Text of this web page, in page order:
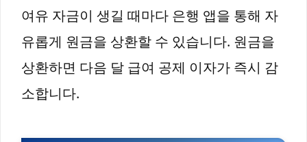
여유 자금이 생길 때마다 은행 앱을 통해 자
유롭게 원금을 상환할 수 있습니다. 원금을
상환하면 다음 달 급여 공제 이자가 즉시 감
소합니다.